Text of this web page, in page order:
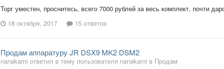
Торг уместен, проснитесь, всего 7000 рублей за весь комплект, почти
18 октября, 2017
15 ответов
Продам аппаратуру JR DSX9 MK2 DSM2
nanakami ответил в тему пользователя nanakami в Продам